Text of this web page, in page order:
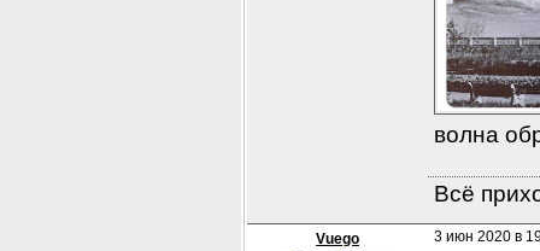
волна
Всё
Vuego 3 июн 2020 в